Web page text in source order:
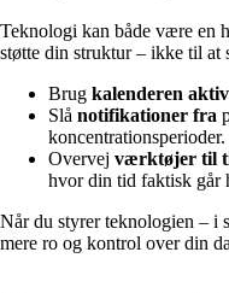
Teknologi kan både være en
støtte din struktur – ikke til
Brug kalenderen
Slå notifikationer fra
koncentrationsperioder.
Overvej værktøjer til
hvor din tid faktisk går
Når du styrer teknologien – i
mere ro og kontrol over din